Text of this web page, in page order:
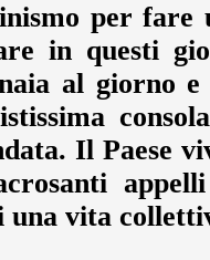
per fare
in questi
al giorno
Il Paese
vita